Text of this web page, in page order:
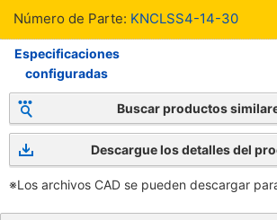
Número de Parte: KNCLSS4-14-30
Especificaciones
configuradas
Buscar productos
Descargue los detalles del
※Los archivos CAD se pueden descargar